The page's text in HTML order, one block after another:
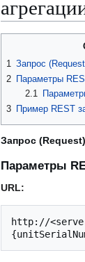
навигации
1
Запрос
2 Параметры
2.1
3 Пример REST
Запрос (Request)
Параметры
URL:
http://